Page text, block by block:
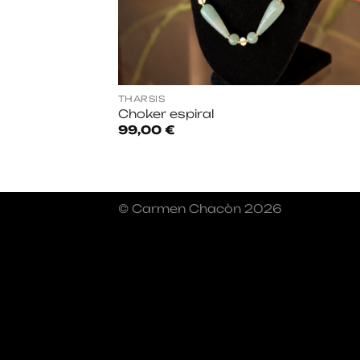
THARSIS
Choker espiral
99,00 €
© Carmen Chacòn 2026